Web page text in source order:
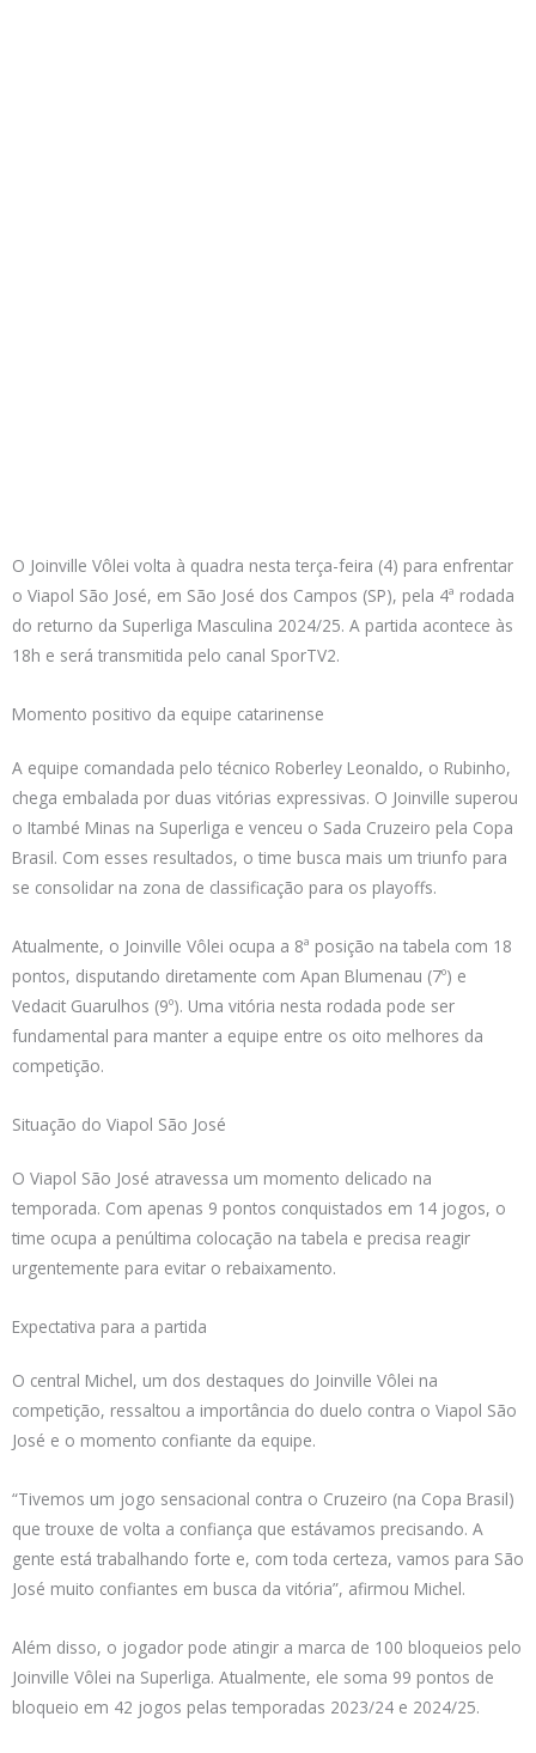
O Joinville Vôlei volta à quadra nesta terça-feira (4) para enfrentar
o Viapol São José, em São José dos Campos (SP), pela 4ª rodada
do returno da Superliga Masculina 2024/25. A partida acontece às
18h e será transmitida pelo canal SporTV2.
Momento positivo da equipe catarinense
A equipe comandada pelo técnico Roberley Leonaldo, o Rubinho,
chega embalada por duas vitórias expressivas. O Joinville superou
o Itambé Minas na Superliga e venceu o Sada Cruzeiro pela Copa
Brasil. Com esses resultados, o time busca mais um triunfo para
se consolidar na zona de classificação para os playoffs.
Atualmente, o Joinville Vôlei ocupa a 8ª posição na tabela com 18
pontos, disputando diretamente com Apan Blumenau (7º) e
Vedacit Guarulhos (9º). Uma vitória nesta rodada pode ser
fundamental para manter a equipe entre os oito melhores da
competição.
Situação do Viapol São José
O Viapol São José atravessa um momento delicado na
temporada. Com apenas 9 pontos conquistados em 14 jogos, o
time ocupa a penúltima colocação na tabela e precisa reagir
urgentemente para evitar o rebaixamento.
Expectativa para a partida
O central Michel, um dos destaques do Joinville Vôlei na
competição, ressaltou a importância do duelo contra o Viapol São
José e o momento confiante da equipe.
“Tivemos um jogo sensacional contra o Cruzeiro (na Copa Brasil)
que trouxe de volta a confiança que estávamos precisando. A
gente está trabalhando forte e, com toda certeza, vamos para São
José muito confiantes em busca da vitória”, afirmou Michel.
Além disso, o jogador pode atingir a marca de 100 bloqueios pelo
Joinville Vôlei na Superliga. Atualmente, ele soma 99 pontos de
bloqueio em 42 jogos pelas temporadas 2023/24 e 2024/25.